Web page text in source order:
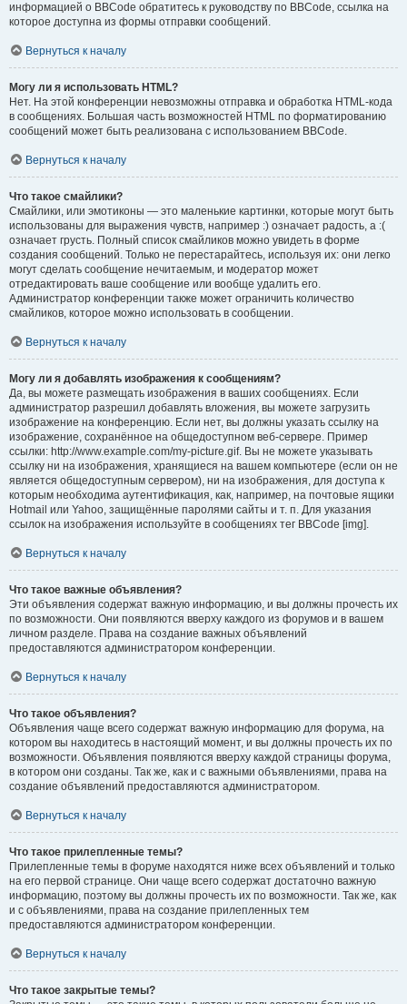
информацией о BBCode обратитесь к руководству по BBCode, ссылка на
которое доступна из формы отправки сообщений.
Вернуться к началу
Могу ли я использовать HTML?
Нет. На этой конференции невозможны отправка и обработка HTML-кода
в сообщениях. Большая часть возможностей HTML по форматированию
сообщений может быть реализована с использованием BBCode.
Вернуться к началу
Что такое смайлики?
Смайлики, или эмотиконы — это маленькие картинки, которые могут быть
использованы для выражения чувств, например :) означает радость, а :(
означает грусть. Полный список смайликов можно увидеть в форме
создания сообщений. Только не перестарайтесь, используя их: они легко
могут сделать сообщение нечитаемым, и модератор может
отредактировать ваше сообщение или вообще удалить его.
Администратор конференции также может ограничить количество
смайликов, которое можно использовать в сообщении.
Вернуться к началу
Могу ли я добавлять изображения к сообщениям?
Да, вы можете размещать изображения в ваших сообщениях. Если
администратор разрешил добавлять вложения, вы можете загрузить
изображение на конференцию. Если нет, вы должны указать ссылку на
изображение, сохранённое на общедоступном веб-сервере. Пример
ссылки: http://www.example.com/my-picture.gif. Вы не можете указывать
ссылку ни на изображения, хранящиеся на вашем компьютере (если он не
является общедоступным сервером), ни на изображения, для доступа к
которым необходима аутентификация, как, например, на почтовые ящики
Hotmail или Yahoo, защищённые паролями сайты и т. п. Для указания
ссылок на изображения используйте в сообщениях тег BBCode [img].
Вернуться к началу
Что такое важные объявления?
Эти объявления содержат важную информацию, и вы должны прочесть их
по возможности. Они появляются вверху каждого из форумов и в вашем
личном разделе. Права на создание важных объявлений
предоставляются администратором конференции.
Вернуться к началу
Что такое объявления?
Объявления чаще всего содержат важную информацию для форума, на
котором вы находитесь в настоящий момент, и вы должны прочесть их по
возможности. Объявления появляются вверху каждой страницы форума,
в котором они созданы. Так же, как и с важными объявлениями, права на
создание объявлений предоставляются администратором.
Вернуться к началу
Что такое прилепленные темы?
Прилепленные темы в форуме находятся ниже всех объявлений и только
на его первой странице. Они чаще всего содержат достаточно важную
информацию, поэтому вы должны прочесть их по возможности. Так же, как
и с объявлениями, права на создание прилепленных тем
предоставляются администратором конференции.
Вернуться к началу
Что такое закрытые темы?